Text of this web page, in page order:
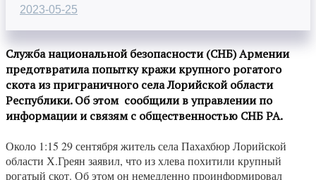
2023-05-25
Служба национальной безопасности (СНБ) Армении
предотвратила попытку кражи крупного рогатого
скота из приграничного села Лорийской области
Республики. Об этом сообщили в управлении по
информации и связям с общественностью СНБ РА.
Около 1:15 29 сентября житель села Пахахбюр Лорийской
области Х.Греян заявил, что из хлева похитили крупный
рогатый скот. Об этом он немедленно проинформировал